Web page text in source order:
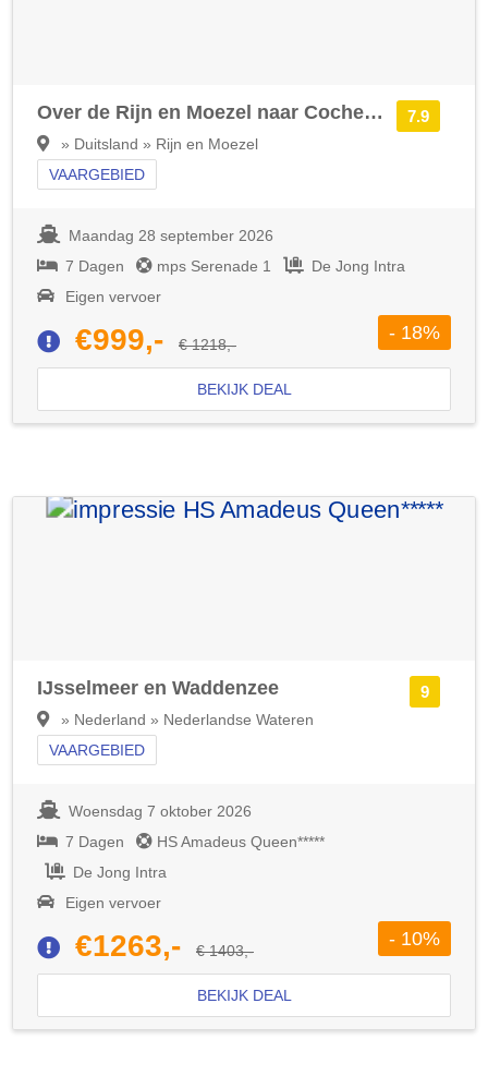
7.9
Over de Rijn en Moezel naar Cochem en Boppard met mps Serenade 1
» Duitsland » Rijn en Moezel
VAARGEBIED
Maandag 28 september 2026
7 Dagen
mps Serenade 1
De Jong Intra
Eigen vervoer
€999,- € 1218,-
- 18%
BEKIJK DEAL
9
IJsselmeer en Waddenzee
» Nederland » Nederlandse Wateren
VAARGEBIED
Woensdag 7 oktober 2026
7 Dagen
HS Amadeus Queen*****
De Jong Intra
Eigen vervoer
€1263,- € 1403,-
- 10%
BEKIJK DEAL